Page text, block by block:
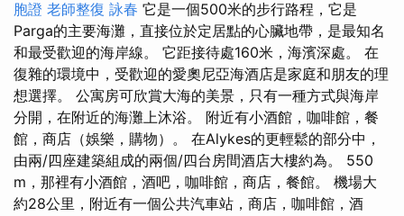
胞證 老師整復 詠春 它是一個500米的步行路程，它是
Parga的主要海灘，直接位於定居點的心臟地帶，是最知名
和最受歡迎的海岸線。 它距接待處160米，海濱深處。 在
復雜的環境中，受歡迎的愛奧尼亞海酒店是家庭和朋友的理
想選擇。 公寓房可欣賞大海的美景，只有一種方式與海岸
分開，在附近的海灘上沐浴。 附近有小酒館，咖啡館，餐
館，商店（娛樂，購物）。 在Alykes的更輕鬆的部分中，
由兩/四座建築組成的兩個/四台房間酒店大樓約為。 550
m，那裡有小酒館，酒吧，咖啡館，商店，餐館。 機場大
約28公里，附近有一個公共汽車站，商店，咖啡館，酒